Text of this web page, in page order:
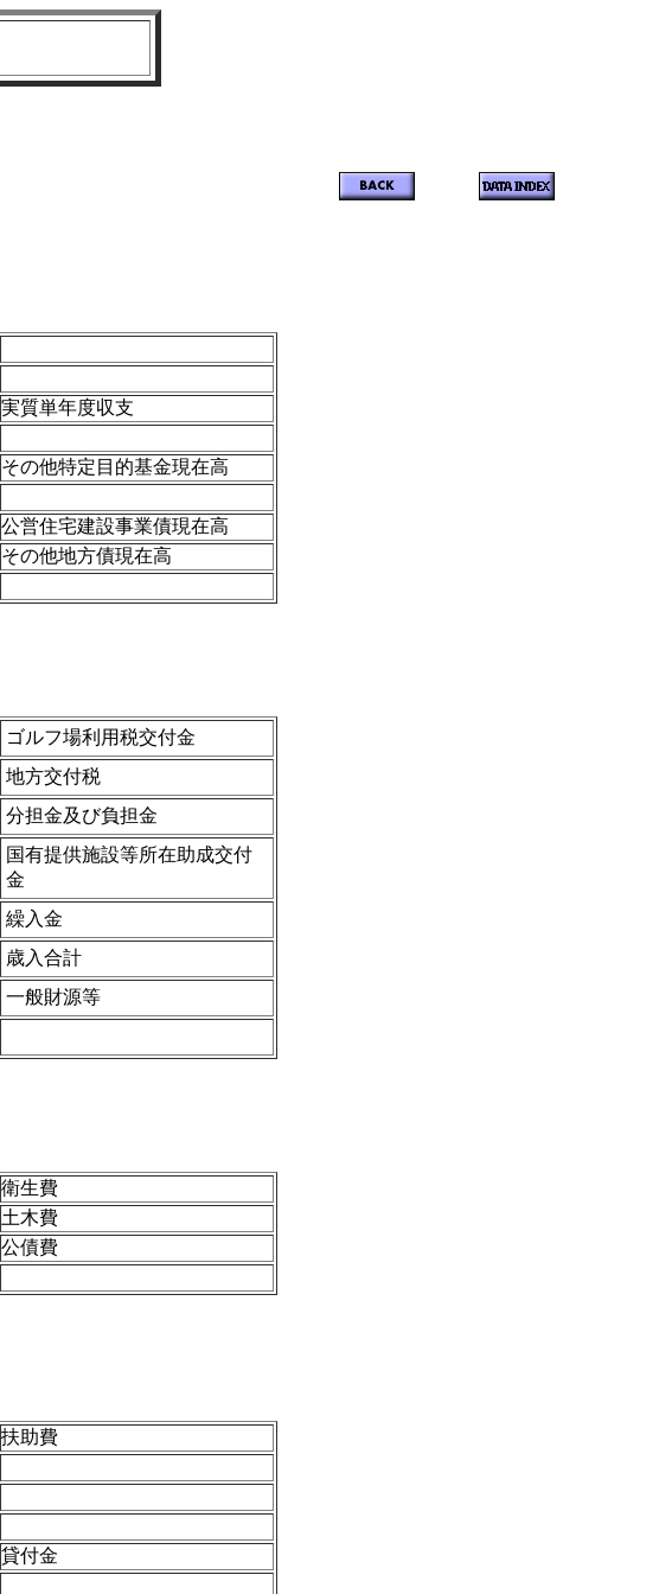
実質単年度収支
その他特定目的基金現在高
公営住宅建設事業債現在高
その他地方債現在高
ゴルフ場利用税交付金
地方交付税
分担金及び負担金
国有提供施設等所在助成交付
金
繰入金
歳入合計
一般財源等
衛生費
土木費
公債費
扶助費
貸付金